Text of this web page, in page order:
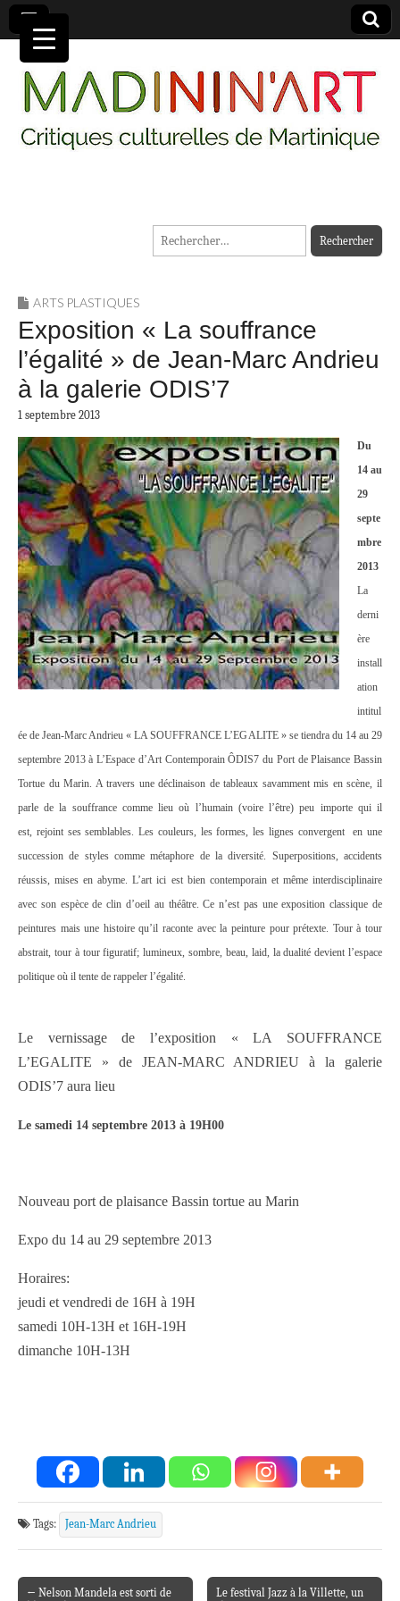
MADININ'ART
Rechercher :
ARTS PLASTIQUES
Exposition « La souffrance
l’égalité » de Jean-Marc Andrieu
à la galerie ODIS’7
1 septembre 2013
Du
14 au
29
septe
mbre
2013
La
derni
ère
install
ation
intitul
ée de Jean-Marc Andrieu « LA SOUFFRANCE L’EGALITE » se tiendra du 14 au 29
septembre 2013 à L’Espace d’Art Contemporain ÔDIS7 du Port de Plaisance Bassin
Tortue du Marin. A travers une déclinaison de tableaux savamment mis en scène, il
parle de la souffrance comme lieu où l’humain (voire l’être) peu importe qui il
est, rejoint ses semblables. Les couleurs, les formes, les lignes convergent en une
succession de styles comme métaphore de la diversité. Superpositions, accidents
réussis, mises en abyme. L’art ici est bien contemporain et même interdisciplinaire
avec son espèce de clin d’oeil au théâtre. Ce n’est pas une exposition classique de
peintures mais une histoire qu’il raconte avec la peinture pour prétexte. Tour à tour
abstrait, tour à tour figuratif; lumineux, sombre, beau, laid, la dualité devient l’espace
politique où il tente de rappeler l’égalité.
Le vernissage de l’exposition « LA SOUFFRANCE
L’EGALITE » de JEAN-MARC ANDRIEU à la galerie
ODIS’7 aura lieu
Le samedi 14 septembre 2013 à 19H00
Nouveau port de plaisance Bassin tortue au Marin
Expo du 14 au 29 septembre 2013
Horaires:
jeudi et vendredi de 16H à 19H
samedi 10H-13H et 16H-19H
dimanche 10H-13H
Tags: Jean-Marc Andrieu
← Nelson Mandela est sorti de
Le festival Jazz à la Villette, un